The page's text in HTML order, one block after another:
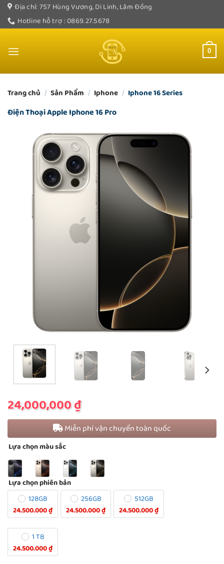
Bỏ
qua
nội
Địa chỉ: 757 Hùng Vương, Di Linh, Lâm Đồng
Hotline hỗ trợ : 0869.27.5678
0
Trang chủ / Sản Phẩm / Iphone / Iphone 16 Series
Điện Thoại Apple Iphone 16 Pro
24,000,000₫
Miễn phí vận chuyển toàn quốc
Lựa chọn màu sắc
Lựa chọn phiên bản
128GB
24.500.000 ₫
256GB
24.500.000 ₫
512GB
24.500.000 ₫
1 TB
24.500.000 ₫